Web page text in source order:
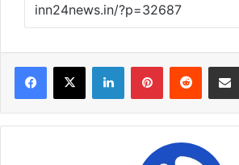
Facebook
X LinkedInPinterestReddit